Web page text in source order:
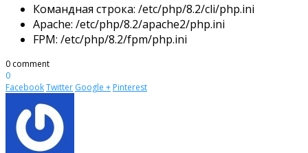
Командная строка: /etc/php/8.2/cli/php.ini
Apache: /etc/php/8.2/apache2/php.ini
FPM: /etc/php/8.2/fpm/php.ini
0 comment
0
FacebookTwitter Google + Pinterest